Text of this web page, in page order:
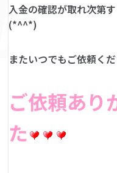
入金の確認が取れ次第
(*^^*)
またいつでもご依頼く
ご依頼あり
た